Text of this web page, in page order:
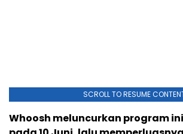
SCROLL TO RESUME
Whoosh meluncurkan program